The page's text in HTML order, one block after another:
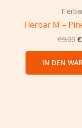
Flerbar M –
€9.00 €
IN DEN